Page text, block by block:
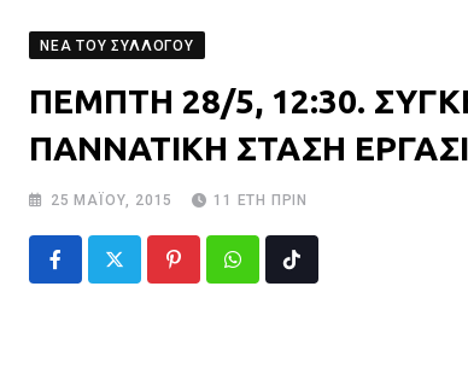
ΝΈΑ ΤΟΥ ΣΥΛΛΌΓΟΥ
ΠΕΜΠΤΗ 28/5, 12:30.
ΠΑΝΝΑΤΙΚΗ ΣΤΑΣΗ
25 ΜΑΪ́ΟΥ, 2015 11 ΈΤΗ ΠΡΙΝ
PinterestWhatsappTiktok